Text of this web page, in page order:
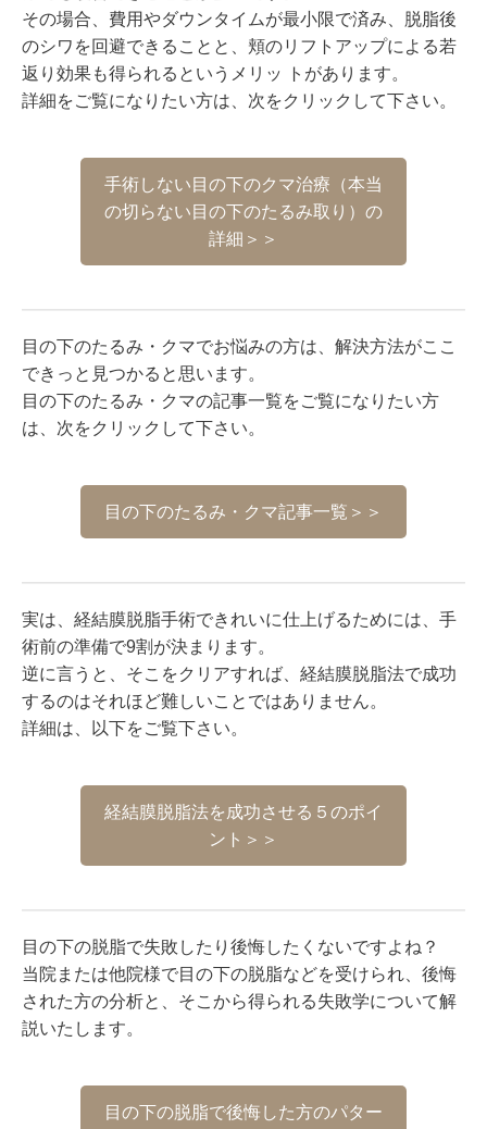
その場合、費用やダウンタイムが最小限で済み、脱脂後
のシワを回避できることと、頬のリフトアップによる若
返り効果も得られるというメリッ トがあります。
詳細をご覧になりたい方は、次をクリックして下さい。
手術しない目の下のクマ治療（本当
の切らない目の下のたるみ取り）の
詳細＞＞
目の下のたるみ・クマでお悩みの方は、解決方法がここ
できっと見つかると思います。
目の下のたるみ・クマの記事一覧をご覧になりたい方
は、次をクリックして下さい。
目の下のたるみ・クマ記事一覧＞＞
実は、経結膜脱脂手術できれいに仕上げるためには、手
術前の準備で9割が決まります。
逆に言うと、そこをクリアすれば、経結膜脱脂法で成功
するのはそれほど難しいことではありません。
詳細は、以下をご覧下さい。
経結膜脱脂法を成功させる５のポイ
ント＞＞
目の下の脱脂で失敗したり後悔したくないですよね？
当院または他院様で目の下の脱脂などを受けられ、後悔
された方の分析と、そこから得られる失敗学について解
説いたします。
目の下の脱脂で後悔した方のパター